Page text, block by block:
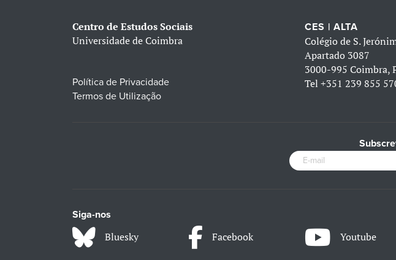
Centro de Estudos Sociais
Universidade de Coimbra
Política de Privacidade
Termos de Utilização
CES | ALTA
Colégio de S.
Apartado 3087
3000-995 Coimbra,
Tel+351 239 855
Siga-nos
Bluesky Facebook Youtube